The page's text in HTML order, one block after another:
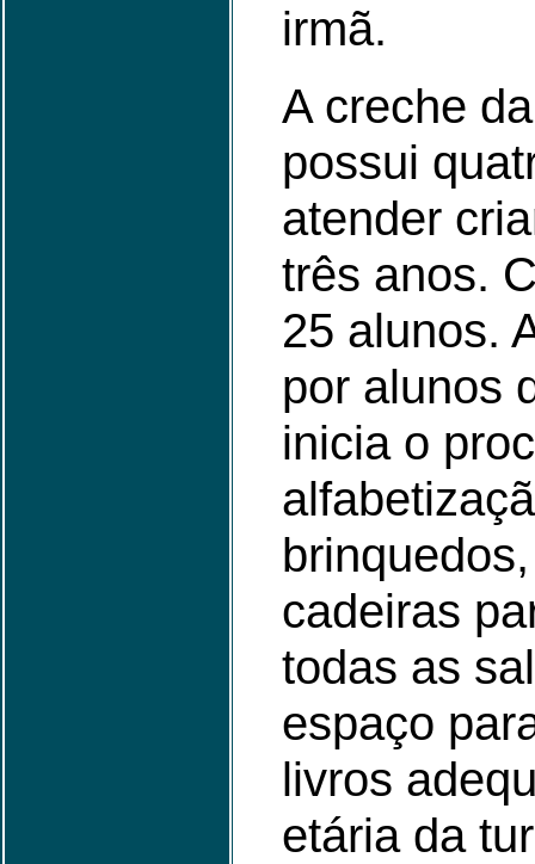
irmã.
A creche
possui
atender
três anos.
25 alunos.
por alunos
inicia o
cadeiras
todas as
espaço
livros
etária da